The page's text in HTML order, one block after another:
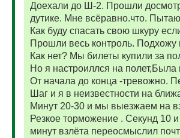
Доехали до Ш-2. Прошли
дутике. Мне всёравно.что.
Как буду спасать свою шкуру
Прошли весь контроль. Подхожу
Как нет? Мы билеты купили за
Но я настроиллся на
От начала до конца -тревожно.
Шаг и я в неизвестности на
Минут 20-30 и мы выезжаем на
Резкое торможение . Секунд 10
минут взлёта переосмыслил